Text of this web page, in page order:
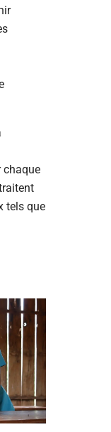
chaque
tels que